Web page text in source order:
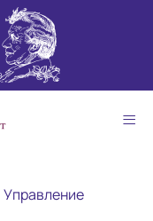
Управление
≡